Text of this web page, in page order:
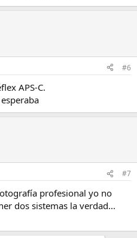
#6
APS-C.
#7
profesional yo no
dos sistemas la verdad...